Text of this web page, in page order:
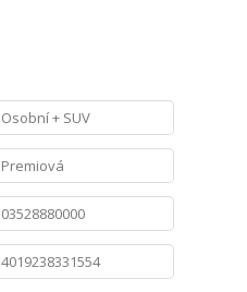
Osobní + SUV
Premiová
03528880000
4019238331554